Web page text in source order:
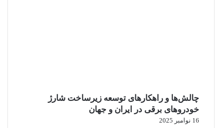
چالش‌ها و راهکارهای توسعه زیرساخت شارژ
خودروهای برقی در ایران و جهان
16 نوامبر 2025